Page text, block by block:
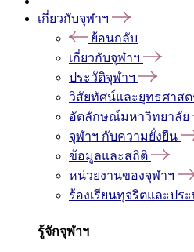
เกี่ยวกับจุฬาฯ
ย้อนกลับ
เกี่ยวกับจุฬาฯ
ประวัติจุฬาฯ
วิสัยทัศน์และยุทธศาสต
อัตลักษณ์มหาวิทยาลัย
จุฬาฯ กับความยั่งยืน
ข้อมูลและสถิติ
หน่วยงานของจุฬาฯ
ร้องเรียนทุจริตและปร
รู้จักจุฬาฯ